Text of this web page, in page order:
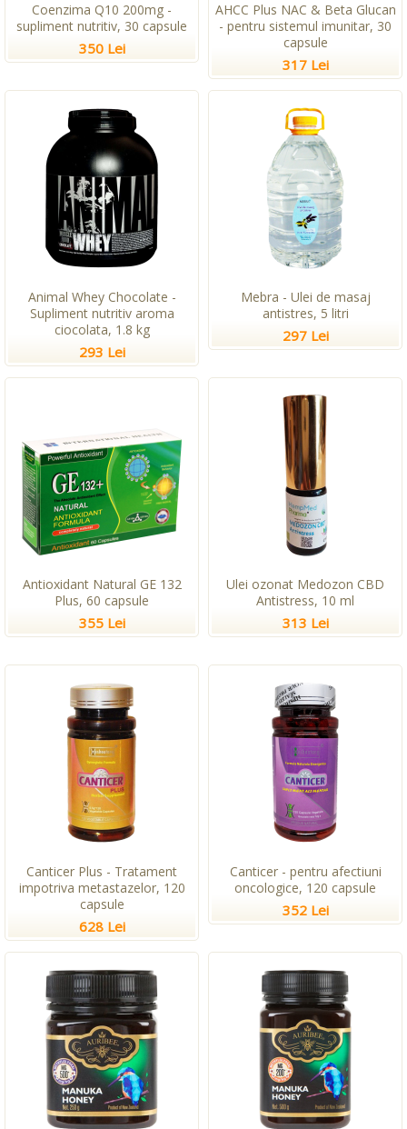
Coenzima Q10 200mg -
supliment nutritiv, 30 capsule
350 Lei
AHCC Plus NAC & Beta Glucan
- pentru sistemul imunitar, 30
capsule
317 Lei
Animal Whey Chocolate -
Supliment nutritiv aroma
ciocolata, 1.8 kg
293 Lei
Mebra - Ulei de masaj
antistres, 5 litri
297 Lei
Antioxidant Natural GE 132
Plus, 60 capsule
355 Lei
Ulei ozonat Medozon CBD
Antistress, 10 ml
313 Lei
Canticer Plus - Tratament
impotriva metastazelor, 120
capsule
628 Lei
Canticer - pentru afectiuni
oncologice, 120 capsule
352 Lei